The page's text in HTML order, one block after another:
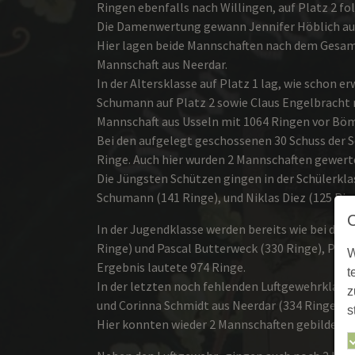
Ringen ebenfalls nach Willingen, auf Platz 2
Die Damenwertung gewann Jennifer Höblich
Hier lagen beide Mannschaften nach dem
Mannschaft aus Neerdar.
In der Altersklasse auf Platz 1 lag, wie schon
Schumann auf Platz 2 sowie Claus
Mannschaft aus Usseln mit 1064 Ringen vor
Bei den aufgelegt geschossenen 30 Schuss
Ringe. Auch hier wurden 2 Mannschaften
Die Jüngsten Schützen gingen in der
Schumann (141 Ringe), und Niklas Diez (125
In der Jugendklasse werden bereits wie bei
Ringe) und Pascal Butterweck (330 Ringe),
Ergebnis lautete 974 Ringe.
In der letzten noch fehlenden
und Corinna Schmidt aus Neerdar (334 Ringe).
Hier konnten wieder 2 Mannschaften gebildet